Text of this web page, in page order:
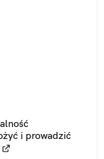
i prowadzić